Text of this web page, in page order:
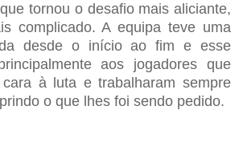
tornou o desafio mais aliciante,
complicado. A equipa teve uma
desde o início ao fim e esse
aos jogadores que
à luta e trabalharam sempre
o que lhes foi sendo pedido.